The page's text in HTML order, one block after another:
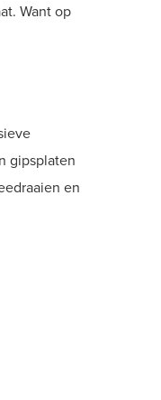
Want op
gipsplaten
en